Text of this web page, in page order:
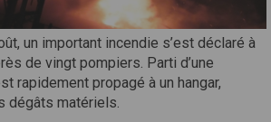
un important incendie s’est déclaré à
de vingt pompiers. Parti d’une
rapidement propagé à un hangar,
dégâts matériels.